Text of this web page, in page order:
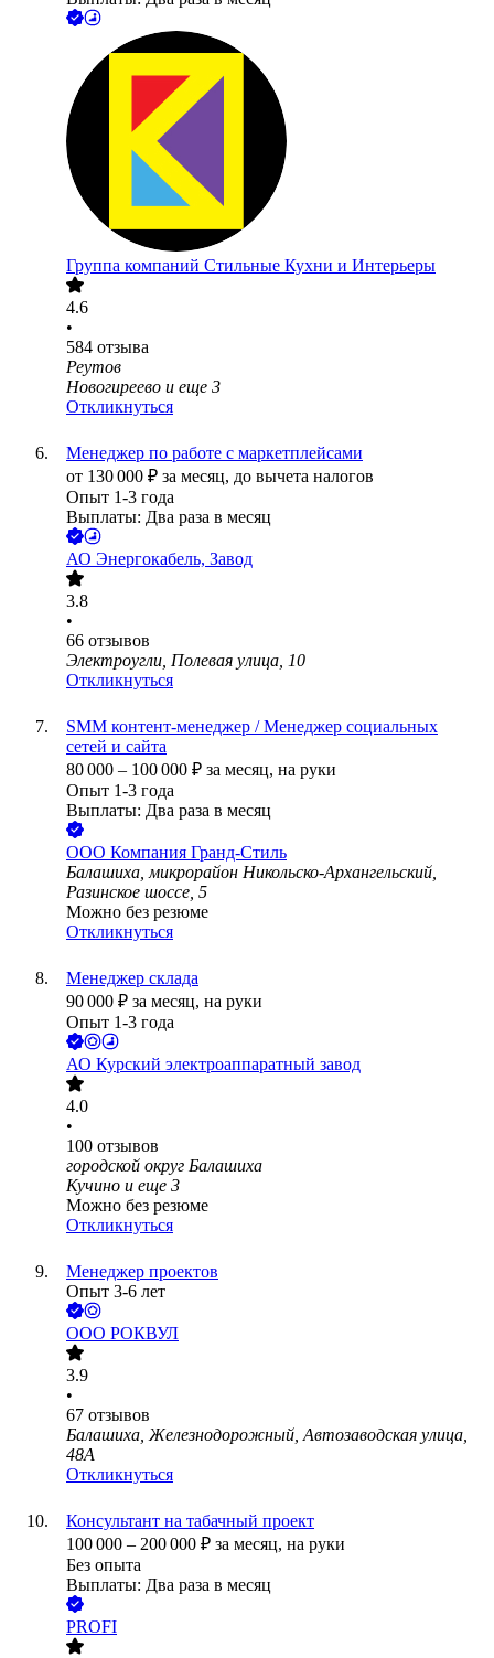
Группа компаний Стильные Кухни и Интерьеры
4.6
•
584 отзыва
Реутов
Новогиреево и еще 3
Откликнуться
Менеджер по работе с маркетплейсами
от 130 000 ₽ за месяц, до вычета налогов
Опыт 1-3 года
Выплаты: Два раза в месяц
АО Энергокабель, Завод
3.8
•
66 отзывов
Электроугли, Полевая улица, 10
Откликнуться
SMM контент-менеджер / Менеджер социальных
сетей и сайта
80 000 – 100 000 ₽ за месяц, на руки
Опыт 1-3 года
Выплаты: Два раза в месяц
ООО Компания Гранд-Стиль
Балашиха, микрорайон Никольско-Архангельский,
Разинское шоссе, 5
Можно без резюме
Откликнуться
Менеджер склада
90 000 ₽ за месяц, на руки
Опыт 1-3 года
АО Курский электроаппаратный завод
4.0
•
100 отзывов
городской округ Балашиха
Кучино и еще 3
Можно без резюме
Откликнуться
Менеджер проектов
Опыт 3-6 лет
ООО РОКВУЛ
3.9
•
67 отзывов
Балашиха, Железнодорожный, Автозаводская улица,
48А
Откликнуться
Консультант на табачный проект
100 000 – 200 000 ₽ за месяц, на руки
Без опыта
Выплаты: Два раза в месяц
PROFI